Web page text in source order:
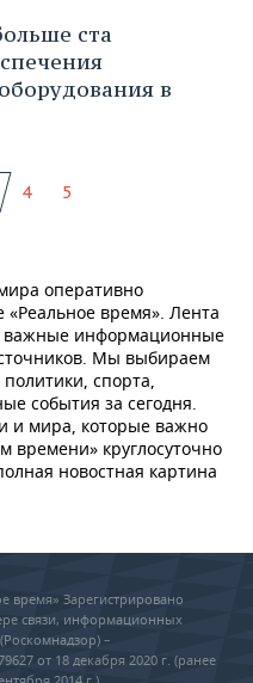
ста
в
4 5
оперативно
«Реальное время». Лента
важные информационные
Мы выбираем
спорта,
события за сегодня.
и мира, которые важно
времени» круглосуточно
новостная картина
время» Зарегистрировано
связи, информационных
–
от 18 декабря 2020 г. (ранее